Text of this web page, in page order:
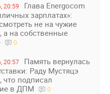
20:59
Глава Energocom
зарплатах»:
не на чужие
а на собственные
0
20:57
Память вернулась
Раду Мустяцэ
что подписал
в ДПМ
0